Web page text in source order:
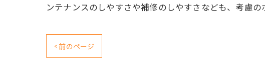
ンテナンスのしやすさや補修のしやすさなども、考慮
< 前のページ